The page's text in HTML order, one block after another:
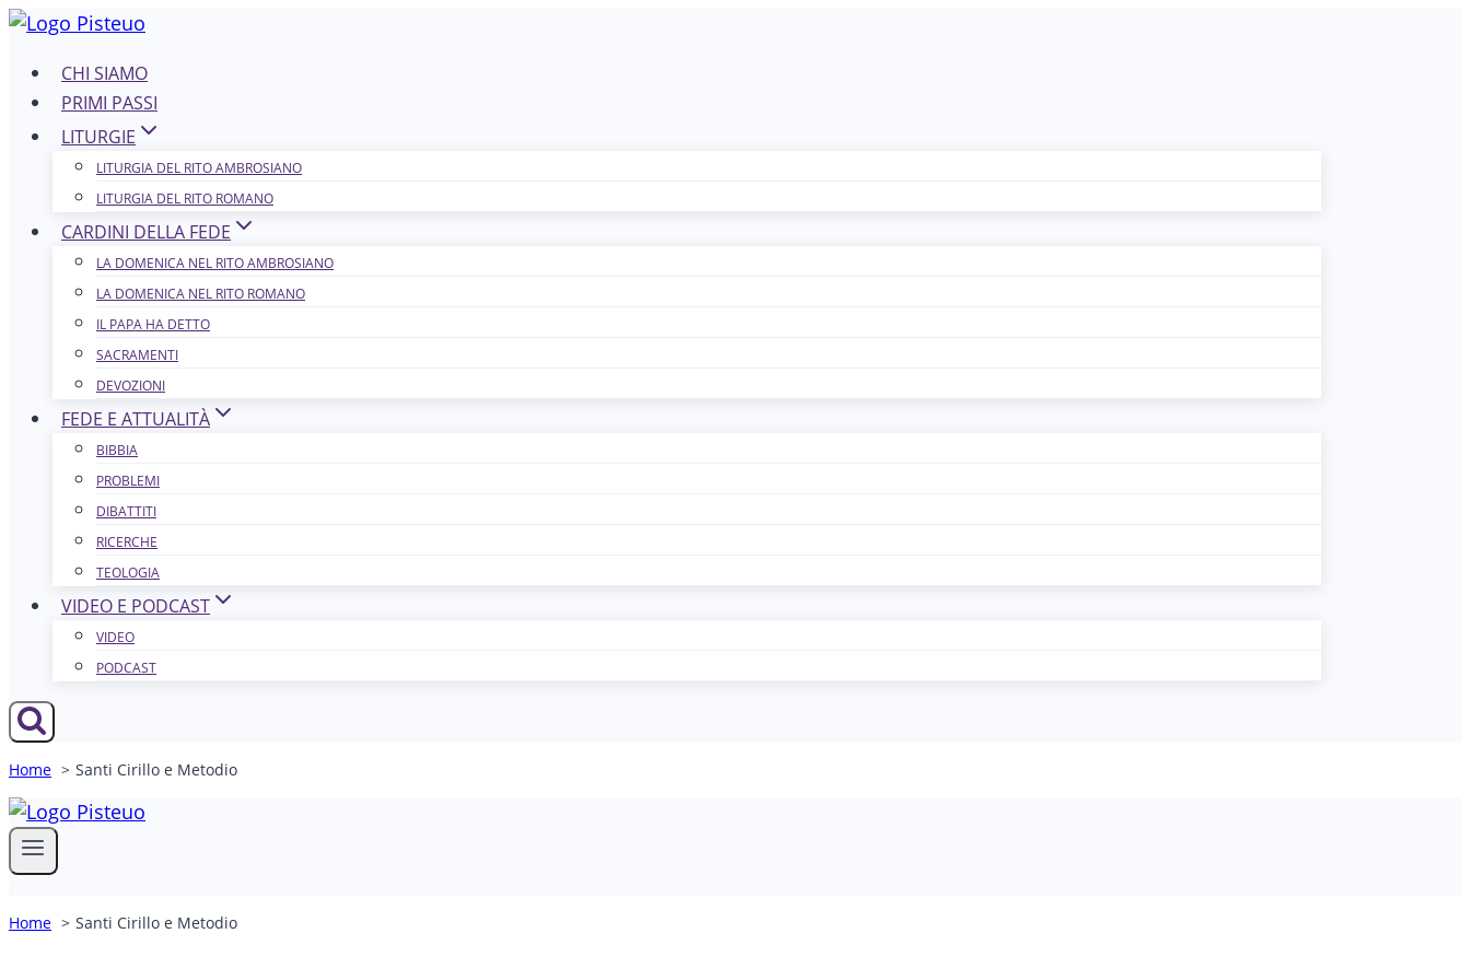
Salta
contenutoCHI SIAMO
PRIMI PASSI
LITURGIE
LITURGIA DEL RITO AMBROSIANO
LITURGIA DEL RITO ROMANO
CARDINI DELLA FEDE
LA DOMENICA NEL R​​​​​​ITO AMBROSIANO
LA DOMENICA NEL RITO ROMANO
IL PAPA HA DETTO
SACRAMENTI
DEVOZIONI
FEDE E ATTUALITÀ
BIBBIA
PROBLEMI
DIBATTITI
RICERCHE
TEOLOGIA
VIDEO E PODCAST
VIDEO
PODCAST
Home Santi Cirillo e Metodio
Home Santi Cirillo e Metodio